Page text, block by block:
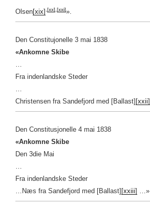
Olsen[xix] [xx] [xxi]».
Den Constitujonelle 3 mai 1838
«Ankomne Skibe
…
Fra indenlandske Steder
…
Christensen fra Sandefjord med [Ballast] [xxii]
Den Constitusjonelle 4 mai 1838
«Ankomne Skibe
Den 3die Mai
…
Fra indenlandske Steder
… Næs fra Sandefjord med [Ballast] [xxiii] …»